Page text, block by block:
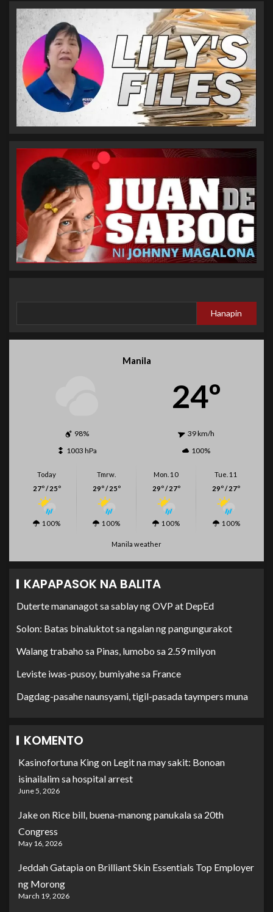
Hanapin
Manila
24º
98%
39 km/h
1003 hPa
100%
Today
27º / 25º
100%
Tmrw.
29º / 25º
100%
Mon. 10
29º / 27º
100%
Tue. 11
29º / 27º
100%
Manila weather
KAPAPASOK NA BALITA
Duterte mananagot sa sablay ng OVP at DepEd
Solon: Batas binaluktot sa ngalan ng pangungurakot
Walang trabaho sa Pinas, lumobo sa 2.59 milyon
Leviste iwas-pusoy, bumiyahe sa France
Dagdag-pasahe naunsyami, tigil-pasada taympers muna
KOMENTO
Kasinofortuna Kingon Legit na may sakit: Bonoan
isinailalim sa hospital arrest
June 5, 2026
Jakeon Rice bill, buena-manong panukala sa 20th
Congress
May 16, 2026
Jeddah Gatapiaon Brilliant Skin Essentials Top Employer
ng Morong
March 19, 2026